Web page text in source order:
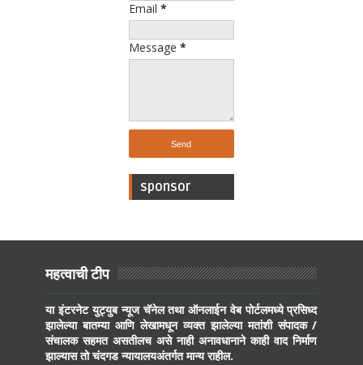
Email *
Message *
sponsor
महत्वाची टीप
या इंटरनेट युट्युब न्यूज चॅनेल तथा ऑनलाईन वेब पोर्टलमध्ये प्रसिध्द
झालेल्या बातम्या आणि लेखामधून व्यक्त झालेल्या मतांशी संपादक /
संचालक सहमत असतीलच असे नाही अनावधानाने काही वाद निर्माण
झाल्यास तो चंदगड न्यायालयअंतर्गत मान्य राहील.